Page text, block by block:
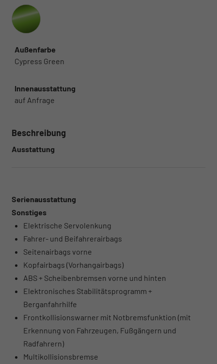
Außenfarbe
Cypress Green
Innenausstattung
auf Anfrage
Beschreibung
Ausstattung
Serienausstattung
Sonstiges
Elektrische Servolenkung
Fahrer- und Beifahrerairbags
Seitenairbags vorne
Kopfairbags (Vorhangairbags)
ABS + Scheibenbremsen vorne und hinten
Elektronisches Stabilitätsprogramm +
Berganfahrhilfe
Frontkollisionswarner mit Notbremsfunktion (mit
Erkennung von Fahrzeugen, Fußgängern und
Radfahrern)
Multikollisionsbremse